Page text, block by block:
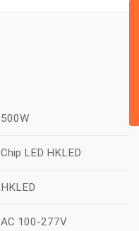
500W
Chip LED HKLED
HKLED
AC 100-277V